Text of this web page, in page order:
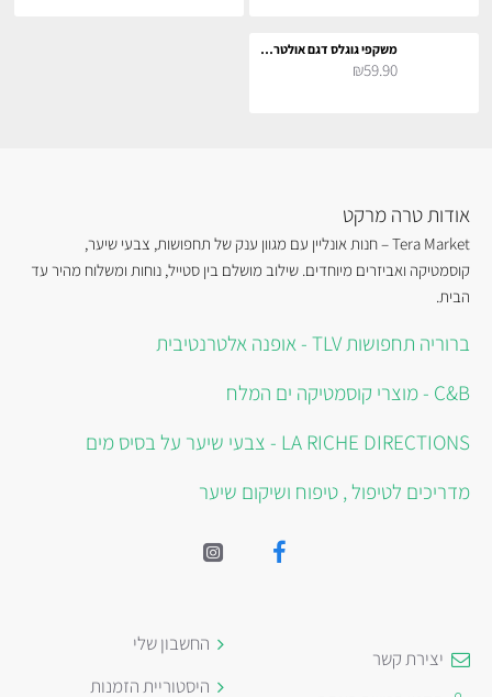
משקפי גוגלס דגם אולטרה - ורוד
₪59.90
אודות טרה מרקט
Tera Market – חנות אונליין עם מגוון ענק של תחפושות, צבעי שיער,
קוסמטיקה ואביזרים מיוחדים. שילוב מושלם בין סטייל, נוחות ומשלוח מהיר עד
הבית.
ברוריה תחפושות TLV - אופנה אלטרנטיבית
C&B - מוצרי קוסמטיקה ים המלח
LA RICHE DIRECTIONS - צבעי שיער על בסיס מים
מדריכים לטיפול , טיפוח ושיקום שיער
יצירת קשר
החשבון שלי
היסטוריית הזמנות